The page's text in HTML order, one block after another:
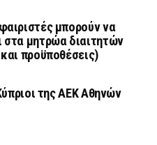
μπορούν να
στα μητρώα διαιτητών
προϋποθέσεις)
της ΑΕΚ Αθηνών